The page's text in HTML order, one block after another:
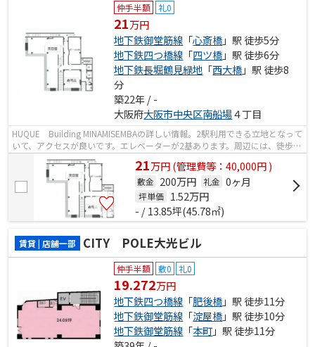
仲手半額 礼0
21万円
地下鉄御堂筋線 「心斎橋」駅 徒歩5分
地下鉄四つ橋線 「四ツ橋」駅 徒歩6分
地下鉄長堀鶴見緑地 「西大橋」駅 徒歩8
分
築22年 / -
大阪府大阪市中央区南船場４丁目
HUQUE Building MINAMISEMBAの詳しい情報。2駅利用できる立地となって
いて、アクセスが良いです。エレベーターが2基あります。周辺には、徒歩5
分で利用できる駅があります。 21万円(管理費等：40,000円 )
敷金 200万円 礼金 0ヶ月
坪単価 1.52万円
- / 13.85坪(45.78㎡)
賃貸 | 店舗一部 CITY POLE大光ビル
仲手半額 敷0 礼0
19.272万円
地下鉄四つ橋線 「肥後橋」駅 徒歩11分
地下鉄御堂筋線 「淀屋橋」駅 徒歩10分
地下鉄御堂筋線 「本町」駅 徒歩11分